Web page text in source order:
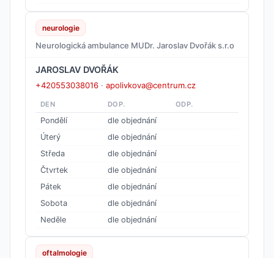
neurologie
Neurologická ambulance MUDr. Jaroslav Dvořák s.r.o
JAROSLAV DVOŘÁK
+420553038016 · apolivkova@centrum.cz
DEN DOP. ODP.
Pondělí
dle objednání
Úterý
dle objednání
Středa
dle objednání
Čtvrtek
dle objednání
Pátek
dle objednání
Sobota
dle objednání
Neděle
dle objednání
oftalmologie